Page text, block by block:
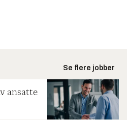
Se flere jobber
ansatte